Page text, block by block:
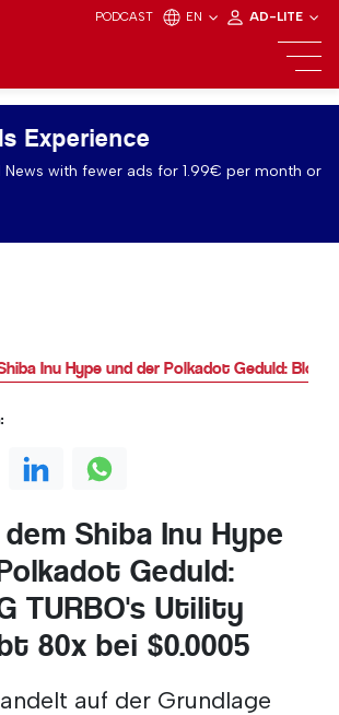
PODCAST EN AD-LITE
Experience
News with fewer ads for 1.99€ per month or
Inu Hype und der Polkadot Geduld:
Shiba Inu Hype
Geduld:
TURBO's Utility
80x bei $0.0005
auf der Grundlage